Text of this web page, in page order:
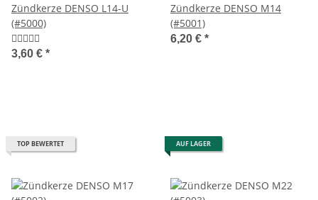
Zündkerze DENSO L14-U
(#5000)
3,60 € *
Zündkerze DENSO M14
(#5001)
6,20 € *
TOP BEWERTET AUF LAGER